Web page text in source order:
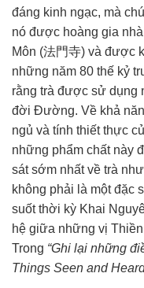
đáng kinh ngạc, mà
nó được hoàng gia
Môn (法門寺) và được
những năm 80 thế kỷ
rằng trà được sử dụng
đời Đường. Về khả
ngủ và tính thiết thực
những phẩm chất này
sátsớm nhất về trà
không phải là một đặc
suốt thời kỳ Khai
hệ giữa những vị
Trong “Ghi lại những
Things Seen and